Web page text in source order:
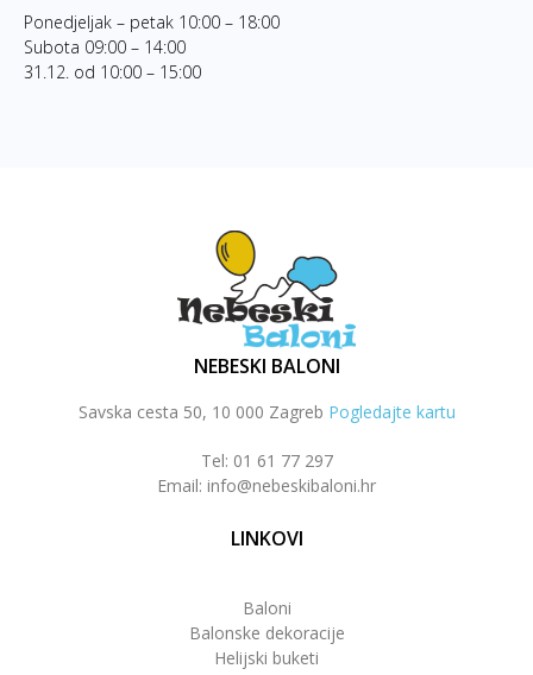
Ponedjeljak – petak 10:00 – 18:00
Subota 09:00 – 14:00
31.12. od 10:00 – 15:00
NEBESKI BALONI
Savska cesta 50, 10 000 Zagreb Pogledajte kartu
Tel: 01 61 77 297
Email: info@nebeskibaloni.hr
LINKOVI
Baloni
Balonske dekoracije
Helijski buketi